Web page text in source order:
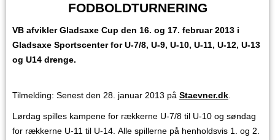
FODBOLDTURNERING
VB afvikler Gladsaxe Cup den 16. og 17. februar 2013 i
Gladsaxe Sportscenter for U-7/8, U-9, U-10, U-11, U-12, U-13
og U14 drenge.
Tilmelding: Senest den 28. januar 2013 på Staevner.dk
Lørdag spilles kampene for rækkerne U-7/8 til U-10 og søndag
for rækkerne U-11 til U-14. Alle spillerne på henholdsvis 1. og 2.